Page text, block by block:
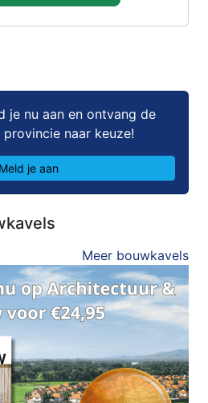
je nu aan en ontvang de
naar keuze!
Meld je aan
Meer bouwkavels